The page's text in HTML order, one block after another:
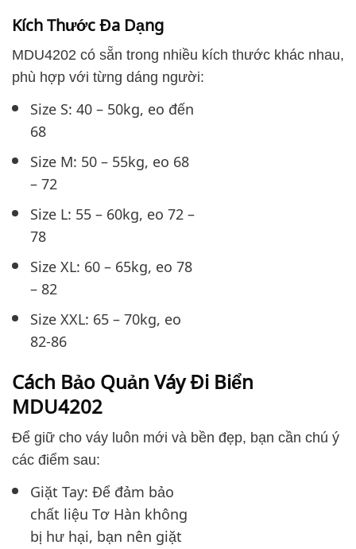
Kích Thước Đa Dạng
MDU4202 có sẵn trong nhiều kích thước khác nhau,
phù hợp với từng dáng người:
Size S: 40 – 50kg, eo đến
68
Size M: 50 – 55kg, eo 68
– 72
Size L: 55 – 60kg, eo 72 –
78
Size XL: 60 – 65kg, eo 78
– 82
Size XXL: 65 – 70kg, eo
82-86
Cách Bảo Quản Váy Đi Biển
MDU4202
Để giữ cho váy luôn mới và bền đẹp, bạn cần chú ý
các điểm sau:
Giặt Tay: Để đảm bảo
chất liệu Tơ Hàn không
bị hư hại, bạn nên giặt